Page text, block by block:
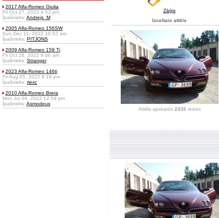
2017 Alfa-Romeo Giulia
Fri Oct 27, 2023 4:53 pm
Īpašnieks: Andrejs_M
2005 Alfa-Romeo 156SW
Sun Dec 11, 2022 10:52 am
Īpašnieks: PITJONS
2009 Alfa-Romeo 159 Ti
Fri Oct 28, 2022 9:06 am
Īpašnieks: Stranger
2023 Alfa-Romeo 146ti
Fri Aug 05, 2022 8:18 pm
Īpašnieks: riexc
2010 Alfa-Romeo Brera
Mon Jul 04, 2022 12:59 pm
Īpašnieks: Asmodeus
Zāģis
Izceltais attēls
Attēls apskatīts 2435reizes